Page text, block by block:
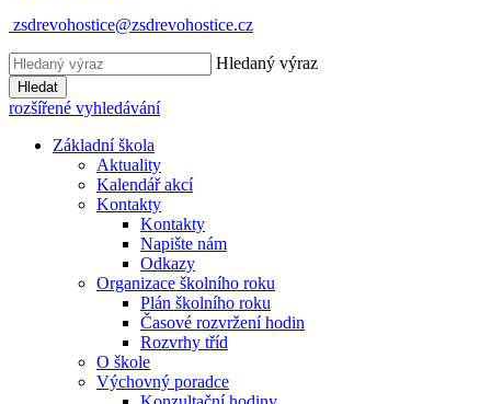
zsdrevohostice@zsdrevohostice.cz
Hledaný výraz
Hledat
rozšířené vyhledávání
Základní škola
Aktuality
Kalendář akcí
Kontakty
Kontakty
Napište nám
Odkazy
Organizace školního roku
Plán školního roku
Časové rozvržení hodin
Rozvrhy tříd
O škole
Výchovný poradce